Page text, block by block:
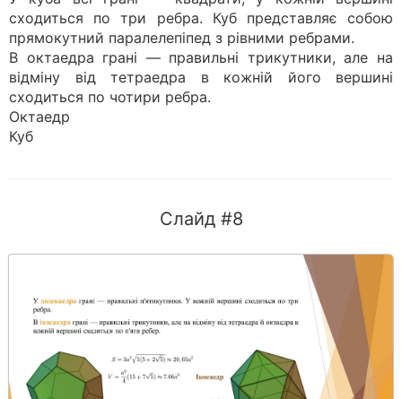
сходиться по три ребра. Куб представляє собою
прямокутний паралелепіпед з рівними ребрами.
В октаедра грані — правильні трикутники, але на
відміну від тетраедра в кожній його вершині
сходиться по чотири ребра.
Октаедр
Куб
Слайд #8